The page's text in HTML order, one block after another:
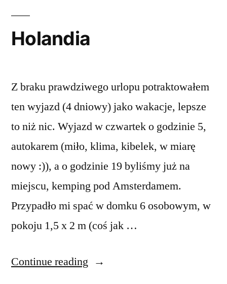
Holandia
Z braku prawdziwego urlopu potraktowałem
ten wyjazd (4 dniowy) jako wakacje, lepsze
to niż nic. Wyjazd w czwartek o godzinie 5,
autokarem (miło, klima, kibelek, w miarę
nowy :)), a o godzinie 19 byliśmy już na
miejscu, kemping pod Amsterdamem.
Przypadło mi spać w domku 6 osobowym, w
pokoju 1,5 x 2 m (coś jak …
Continue reading “Holandia”